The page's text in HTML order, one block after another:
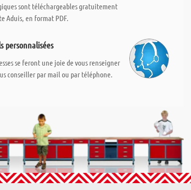
sont téléchargeables gratuitement
Aduis, en format PDF.
personnalisées
se feront une joie de vous renseigner
conseiller par mail ou par téléphone.